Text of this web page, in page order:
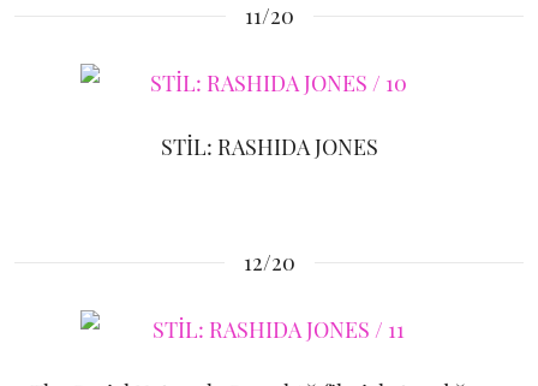
11/20
STİL: RASHIDA JONES
12/20